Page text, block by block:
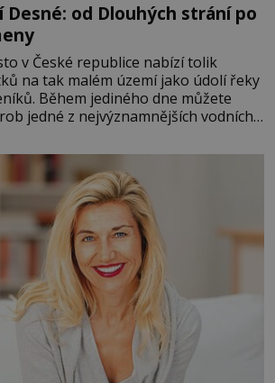
Desné: od Dlouhých strání po
v České republice nabízí tolik
na tak malém území jako údolí řeky
Během jediného dne můžete
jedné z nejvýznamnějších vodních
den zakončit poznáváním památek ve
nebo v termálním